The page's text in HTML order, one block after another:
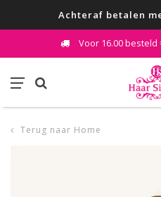
Achteraf betalen
Voor 16.00
Terug naar Home